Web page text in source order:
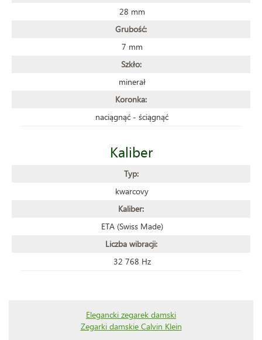
28 mm
Grubość:
7 mm
Szkło:
minerał
Koronka:
naciągnąć - ściągnąć
Kaliber
Typ:
kwarcovy
Kaliber:
ETA (Swiss Made)
Liczba wibracji:
32 768 Hz
Elegancki zegarek damski
Zegarki damskie Calvin Klein